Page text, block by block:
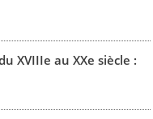
XVIIIe au XXe siècle :